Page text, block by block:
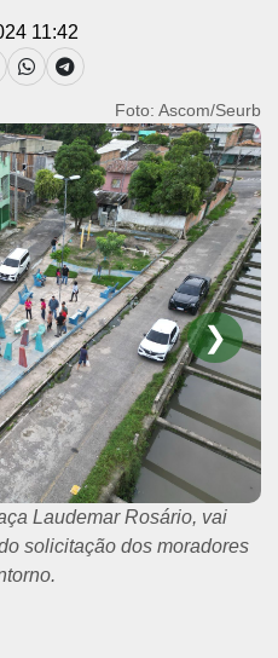
11:42
Foto: Ascom/Seurb
❯
a reforma da praça vai
e das famílias e também
vendas no local.